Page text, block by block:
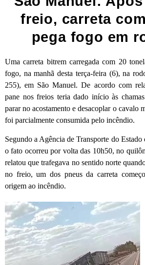
freio, carreta
pega fogo em
Uma carreta bitrem carregada com 20
fogo, na manhã desta terça-feira (6), na
255), em São Manuel. De acordo com
pane nos freios teria dado início às
parar no acostamento e desacoplar o cavalo
foi parcialmente consumida pelo incêndio.
Segundo a Agência de Transporte do
o fato ocorreu por volta das 10h50, no
relatou que trafegava no sentido norte
no freio, um dos pneus da carreta
origem ao incêndio.